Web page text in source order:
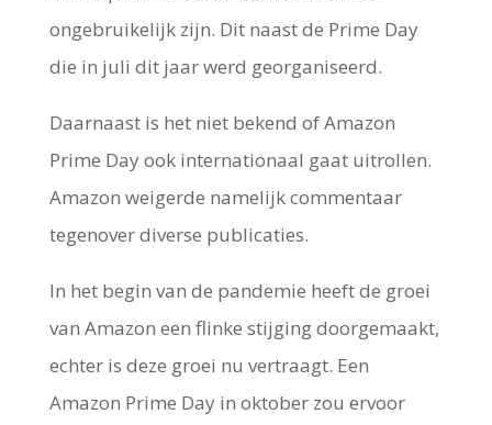
ongebruikelijk zijn. Dit naast de Prime Day
die in juli dit jaar werd georganiseerd.
Daarnaast is het niet bekend of Amazon
Prime Day ook internationaal gaat uitrollen.
Amazon weigerde namelijk commentaar
tegenover diverse publicaties.
In het begin van de pandemie heeft de groei
van Amazon een flinke stijging doorgemaakt,
echter is deze groei nu vertraagt. Een
Amazon Prime Day in oktober zou ervoor